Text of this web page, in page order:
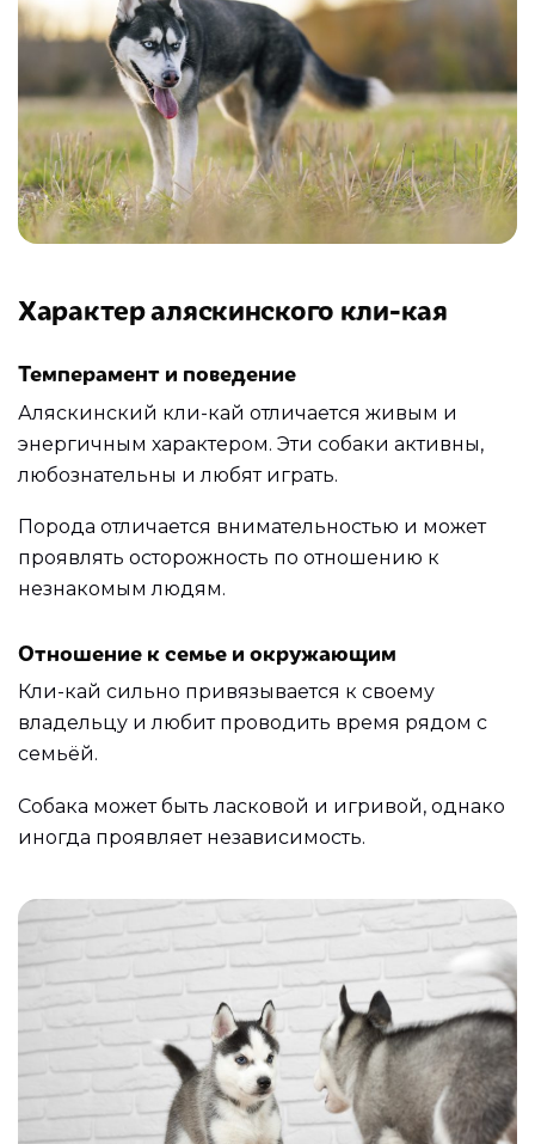
Характер аляскинского кли-кая
Темперамент и поведение
Аляскинский кли-кай отличается живым и
энергичным характером. Эти собаки активны,
любознательны и любят играть.
Порода отличается внимательностью и может
проявлять осторожность по отношению к
незнакомым людям.
Отношение к семье и окружающим
Кли-кай сильно привязывается к своему
владельцу и любит проводить время рядом с
семьёй.
Собака может быть ласковой и игривой, однако
иногда проявляет независимость.